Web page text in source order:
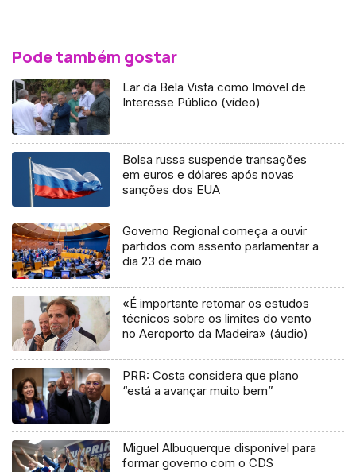
Pode também gostar
Lar da Bela Vista como Imóvel de
Interesse Público (vídeo)
Bolsa russa suspende transações
em euros e dólares após novas
sanções dos EUA
Governo Regional começa a ouvir
partidos com assento parlamentar a
dia 23 de maio
«É importante retomar os estudos
técnicos sobre os limites do vento
no Aeroporto da Madeira» (áudio)
PRR: Costa considera que plano
“está a avançar muito bem”
Miguel Albuquerque disponível para
formar governo com o CDS